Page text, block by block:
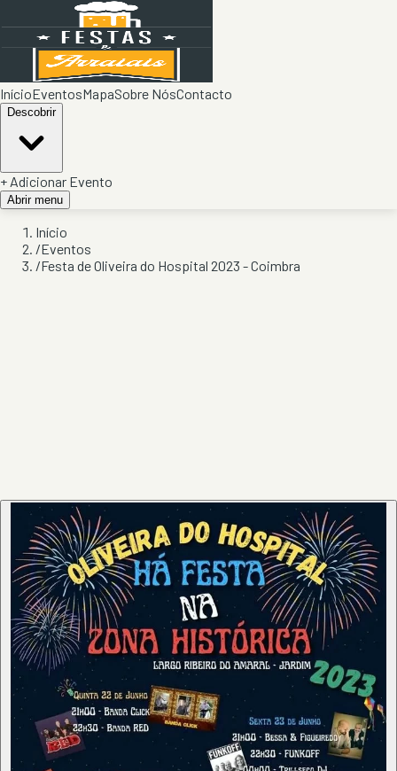
InícioEventosMapaSobre NósContacto
Descobrir
+ Adicionar Evento
Abrir menu
Início
/Eventos
/Festa de Oliveira do Hospital 2023 - Coimbra